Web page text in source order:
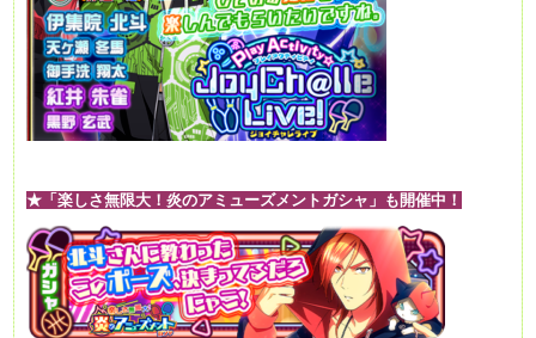
★「楽しさ無限大！炎のアミューズメントガシャ」も開催中！